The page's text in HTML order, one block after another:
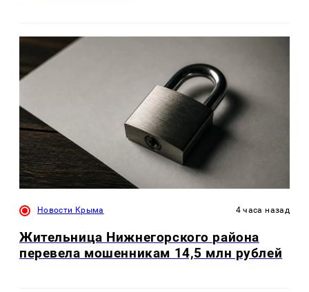
Новости Крыма 4 часа назад
Жительница Нижнегорского района
перевела мошенникам 14,5 млн рублей